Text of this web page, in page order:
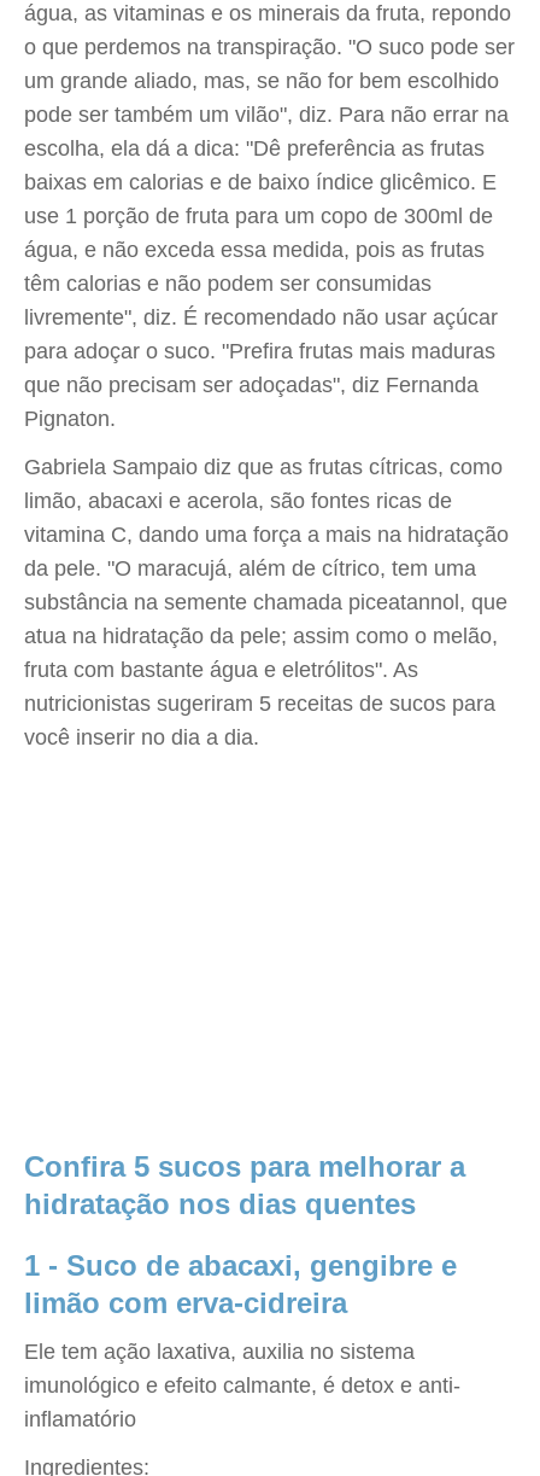
água, as vitaminas e os minerais da fruta, repondo
o que perdemos na transpiração. "O suco pode ser
um grande aliado, mas, se não for bem escolhido
pode ser também um vilão", diz. Para não errar na
escolha, ela dá a dica: "Dê preferência as frutas
baixas em calorias e de baixo índice glicêmico. E
use 1 porção de fruta para um copo de 300ml de
água, e não exceda essa medida, pois as frutas
têm calorias e não podem ser consumidas
livremente", diz. É recomendado não usar açúcar
para adoçar o suco. "Prefira frutas mais maduras
que não precisam ser adoçadas", diz Fernanda
Pignaton.
Gabriela Sampaio diz que as frutas cítricas, como
limão, abacaxi e acerola, são fontes ricas de
vitamina C, dando uma força a mais na hidratação
da pele. "O maracujá, além de cítrico, tem uma
substância na semente chamada piceatannol, que
atua na hidratação da pele; assim como o melão,
fruta com bastante água e eletrólitos". As
nutricionistas sugeriram 5 receitas de sucos para
você inserir no dia a dia.
Confira 5 sucos para melhorar a
hidratação nos dias quentes
1 - Suco de abacaxi, gengibre e
limão com erva-cidreira
Ele tem ação laxativa, auxilia no sistema
imunológico e efeito calmante, é detox e anti-
inflamatório
Ingredientes: